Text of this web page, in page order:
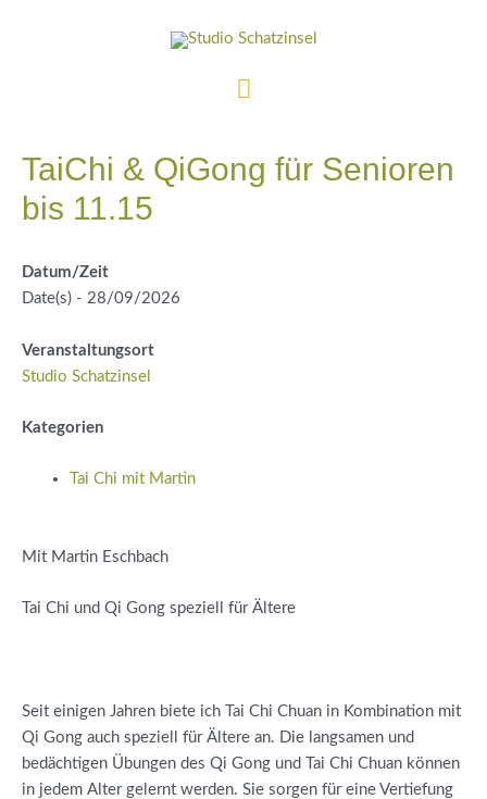
Hauptmenü
TaiChi & QiGong für Senioren
bis 11.15
Datum/Zeit
Date(s) - 28/09/2026
Veranstaltungsort
Studio Schatzinsel
Kategorien
Tai Chi mit Martin
Mit Martin Eschbach
Tai Chi und Qi Gong speziell für Ältere
Seit einigen Jahren biete ich Tai Chi Chuan in Kombination mit
Qi Gong auch speziell für Ältere an. Die langsamen und
bedächtigen Übungen des Qi Gong und Tai Chi Chuan können
in jedem Alter gelernt werden. Sie sorgen für eine Vertiefung